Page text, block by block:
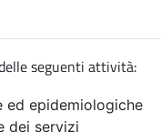
seguenti attività:
ed epidemiologiche
dei servizi